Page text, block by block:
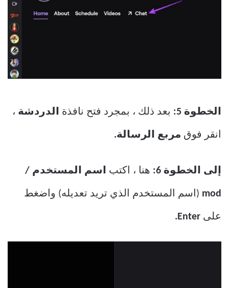
الخطوة 5: بعد ذلك ، بمجرد فتح نافذة الدردشة ،
انقر فوق مربع الرسالة.
إلى الخطوة 6: هنا ، اكتب اسم المستخدم /
mod (اسم المستخدم الذي تريد تعديله) واضغط
على Enter.